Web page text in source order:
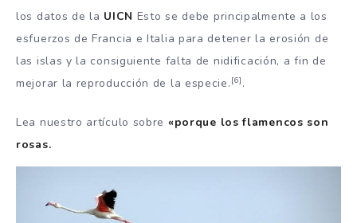
los datos de la UICN Esto se debe principalmente a los
esfuerzos de Francia e Italia para detener la erosión de
las islas y la consiguiente falta de nidificación, a fin de
mejorar la reproducción de la especie. [6] .
Lea nuestro artículo sobre «porque los flamencos son
rosas.